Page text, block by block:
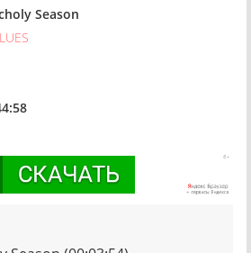
Season